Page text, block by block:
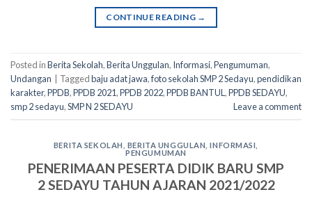
CONTINUE READING →
Posted inBerita Sekolah,Berita Unggulan, Informasi,Pengumuman,
Undangan
Taggedbaju adat jawa,foto sekolah SMP 2 Sedayu,pendidikan
karakter,PPDB,PPDB 2021,PPDB 2022,PPDB BANTUL ,PPDB SEDAYU,
smp 2 sedayu,SMP N 2 SEDAYU Leave a comment
BERITA SEKOLAH BERITA UNGGULAN ,INFORMASI
PENGUMUMAN
PENERIMAAN PESERTA DIDIK BARU SMP
2 SEDAYU TAHUN AJARAN 2021/2022